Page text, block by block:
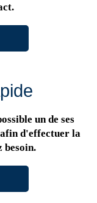
un de ses
d'effectuer la
besoin.